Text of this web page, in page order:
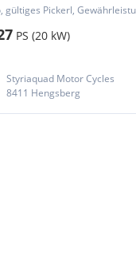
gültiges Pickerl,
PS (20 kW)
Styriaquad Motor Cycles
8411 Hengsberg